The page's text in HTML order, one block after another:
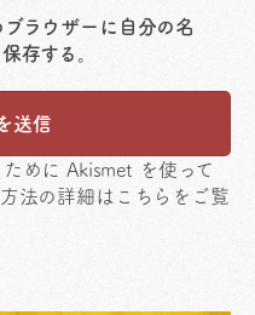
ラウザーに自分の名
存する。
めに Akismet を使って
法の詳細はこちらをご覧